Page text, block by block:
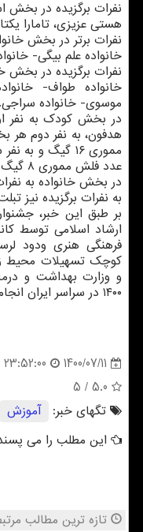
نفرات برگزیده در بخش
هستی عزیزی، تامارا یکتا
نفرات برتر در بخش
خانواده علم بیگی-
نفرات برگزیده در بخش
خانواده طواف-
موسوی- خانواده سراجی.
در بخش کودک به نفر
هدفون، به نفر دوم
مموری ۱۶ گیگ
عدد فلش مموری ۸ گیگ اهدا می شود.
در بخش خانواده به
به نفرات برگزیده نیز
ارشاد اسلامی توسط
فرهنگی هنری ودود
کوچک تسهیلات محیط
و وزارت بهداشت و
۱۴۰۰ در سراسر ایران انجام شد.
1400/07/11
23:52:00
5.0
/ 5
تگهای خبر:
آموزش
این مطلب را می
تازه ترین مطالب